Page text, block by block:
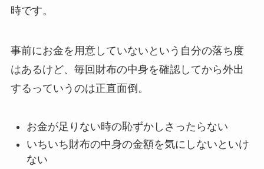
時です。
事前にお金を用意していないという自分の落ち度
はあるけど、毎回財布の中身を確認してから外出
するっていうのは正直面倒。
お金が足りない時の恥ずかしさったらない
いちいち財布の中身の金額を気にしないといけ
ない